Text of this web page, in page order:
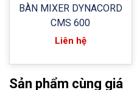
BÀN MIXER DYNACORD
CMS 600
Liên hệ
Sản phẩm cùng giá